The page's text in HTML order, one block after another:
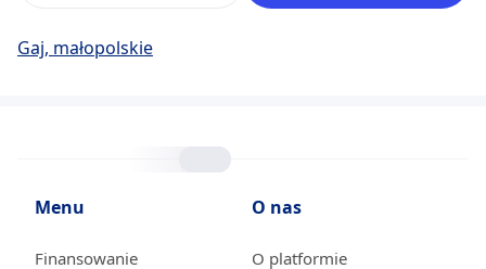
Gaj, małopolskie
Menu
Finansowanie
O nas
O platformie